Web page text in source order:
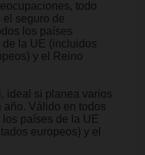
todo
seguro de
los países
la UE (incluidos
y el Reino
ideal si planea varios
año. Válido en todos
países de la UE
europeos) y el